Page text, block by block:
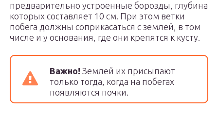
предварительно устроенные борозды, глубина
которых составляет 10 см. При этом ветки
побега должны соприкасаться с землей, в том
числе и у основания, где они крепятся к кусту.
Важно! Землей их присыпают
только тогда, когда на побегах
появляются почки.